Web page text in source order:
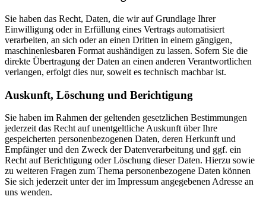
Sie haben das Recht, Daten, die wir auf Grundlage Ihrer
Einwilligung oder in Erfüllung eines Vertrags automatisiert
verarbeiten, an sich oder an einen Dritten in einem gängigen,
maschinenlesbaren Format aushändigen zu lassen. Sofern Sie die
direkte Übertragung der Daten an einen anderen Verantwortlichen
verlangen, erfolgt dies nur, soweit es technisch machbar ist.
Auskunft, Löschung und Berichtigung
Sie haben im Rahmen der geltenden gesetzlichen Bestimmungen
jederzeit das Recht auf unentgeltliche Auskunft über Ihre
gespeicherten personenbezogenen Daten, deren Herkunft und
Empfänger und den Zweck der Datenverarbeitung und ggf. ein
Recht auf Berichtigung oder Löschung dieser Daten. Hierzu sowie
zu weiteren Fragen zum Thema personenbezogene Daten können
Sie sich jederzeit unter der im Impressum angegebenen Adresse an
uns wenden.